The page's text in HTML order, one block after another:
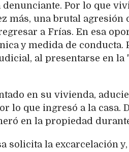
Por lo que
más, una brutal
a Frías. En esa
y medida de
al presentarse en la
en su vivienda,
lo que ingresó a la casa.
en la propiedad
solicita la excarcelación